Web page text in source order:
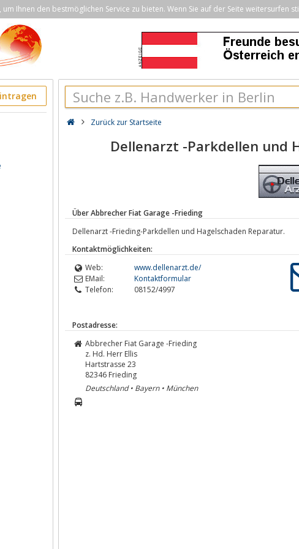
Ihnen den bestmöglichen Service zu bieten. Wenn Sie auf der Seite weitersurfen
Zurück zur Startseite
Dellenarzt -Parkdellen und
Über Abbrecher Fiat Garage -Frieding
Dellenarzt -Frieding-Parkdellen und Hagelschaden Reparatur.
Kontaktmöglichkeiten:
Web:
www.dellenarzt.de/
EMail:
Kontaktformular
Telefon:
08152/4997
Postadresse:
Abbrecher Fiat Garage -Frieding
z. Hd. Herr Ellis
Hartstrasse 23
82346 Frieding
Deutschland • Bayern • München